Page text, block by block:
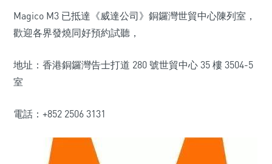
Magico M3 已抵達《威達公司》銅鑼灣世貿中心陳列室，
歡迎各界發燒同好預約試聽，
地址：香港銅鑼灣告士打道 280 號世貿中心 35 樓 3504-5
室
電話：+852 2506 3131